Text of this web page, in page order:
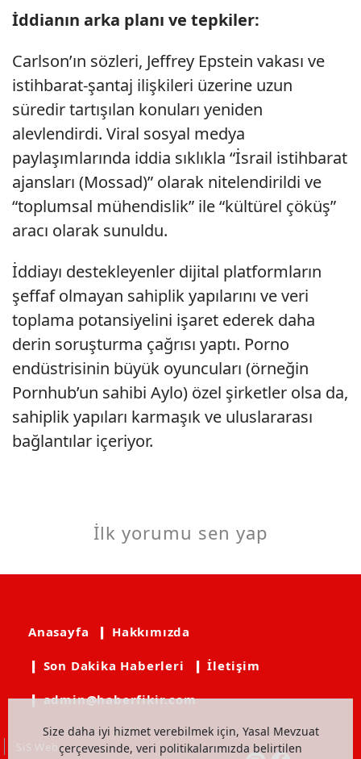
İddianın arka planı ve tepkiler:
Carlson’ın sözleri, Jeffrey Epstein vakası ve
istihbarat-şantaj ilişkileri üzerine uzun
süredir tartışılan konuları yeniden
alevlendirdi. Viral sosyal medya
paylaşımlarında iddia sıklıkla “İsrail istihbarat
ajansları (Mossad)” olarak nitelendirildi ve
“toplumsal mühendislik” ile “kültürel çöküş”
aracı olarak sunuldu.
İddiayı destekleyenler dijital platformların
şeffaf olmayan sahiplik yapılarını ve veri
toplama potansiyelini işaret ederek daha
derin soruşturma çağrısı yaptı. Porno
endüstrisinin büyük oyuncuları (örneğin
Pornhub’un sahibi Aylo) özel şirketler olsa da,
sahiplik yapıları karmaşık ve uluslararası
bağlantılar içeriyor.
İlk yorumu sen yap
Size daha iyi hizmet verebilmek için, Yasal Mevzuat
çerçevesinde, veri politikalarımızda belirtilen
Anasayfa ❙ Hakkımızda
❙ Son Dakika Haberleri ❙ İletişim
❙ admin@haberfikir.com
SiS Web